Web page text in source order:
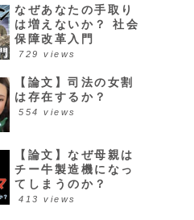
なぜあなたの手取り
は増えないか？ 社会
保障改革入門
729 views
【論文】司法の女割
は存在するか？
554 views
【論文】なぜ母親は
チー牛製造機になっ
てしまうのか？
413 views